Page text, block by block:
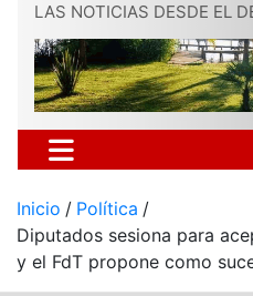
LAS NOTICIAS DESDE EL
Inicio
Política
Diputados sesiona para
y el FdT propone como